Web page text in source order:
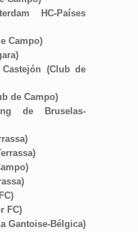
HC-Países
Campo)
(Club de
de Campo)
de Bruselas-
FC)
Gantoise-Bélgica)